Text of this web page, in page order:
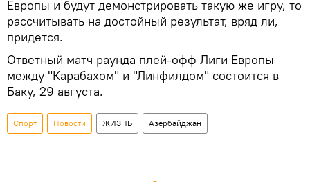
Европы и будут демонстрировать такую же игру, то
рассчитывать на достойный результат, вряд ли,
придется.
Ответный матч раунда плей-офф Лиги Европы
между "Карабахом" и "Линфилдом" состоится в
Баку, 29 августа.
Спорт Новости ЖИЗНЬ Азербайджан